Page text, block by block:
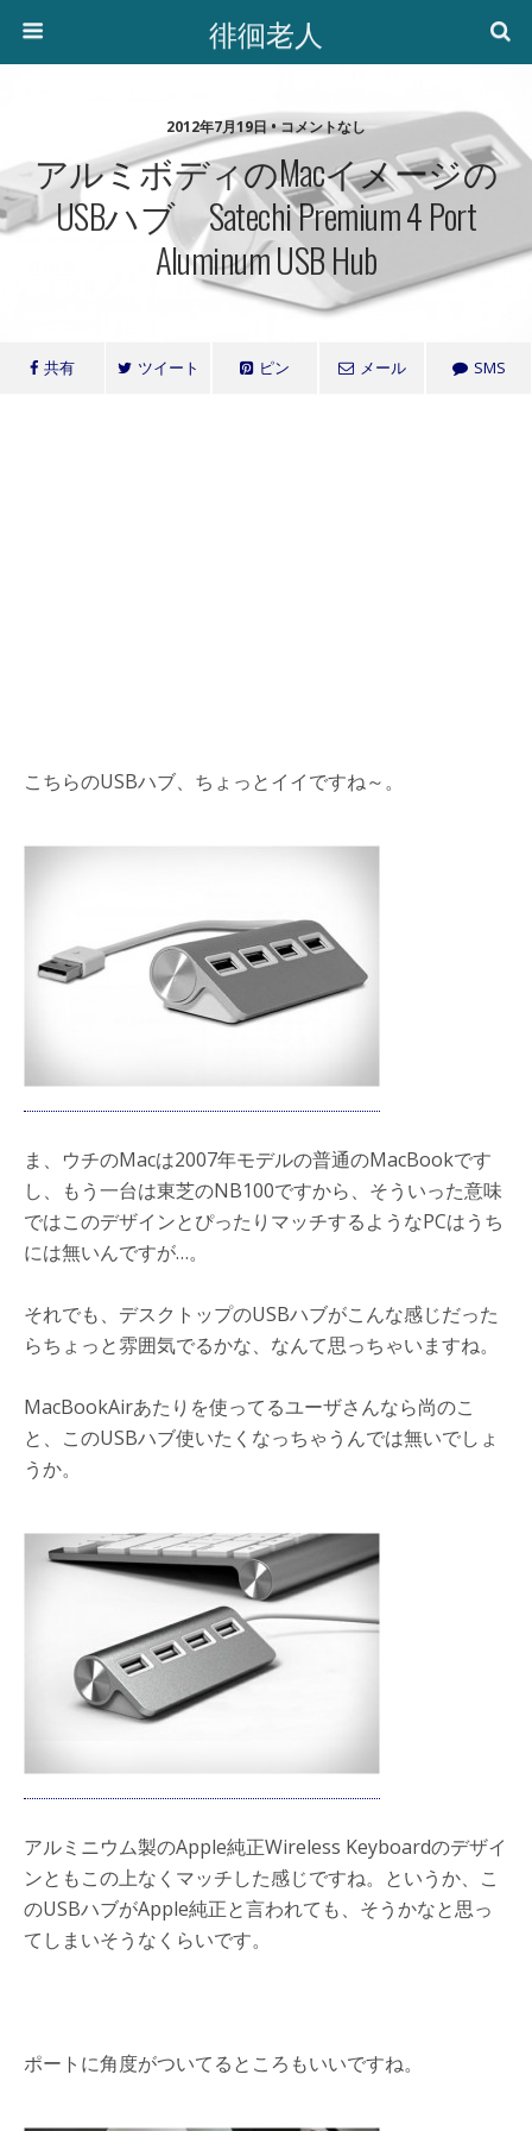
徘徊老人
2012年7月19日 • コメントなし
アルミボディのMacイメージの
USBハブ Satechi Premium 4 Port
Aluminum USB Hub
共有 ツイート ピン メール SMS
こちらのUSBハブ、ちょっとイイですね～。
ま、ウチのMacは2007年モデルの普通のMacBookです
し、もう一台は東芝のNB100ですから、そういった意味
ではこのデザインとぴったりマッチするようなPCはうち
には無いんですが…。
それでも、デスクトップのUSBハブがこんな感じだった
らちょっと雰囲気でるかな、なんて思っちゃいますね。
MacBookAirあたりを使ってるユーザさんなら尚のこ
と、このUSBハブ使いたくなっちゃうんでは無いでしょ
うか。
アルミニウム製のApple純正Wireless Keyboardのデザイ
ンともこの上なくマッチした感じですね。というか、こ
のUSBハブがApple純正と言われても、そうかなと思っ
てしまいそうなくらいです。
ポートに角度がついてるところもいいですね。